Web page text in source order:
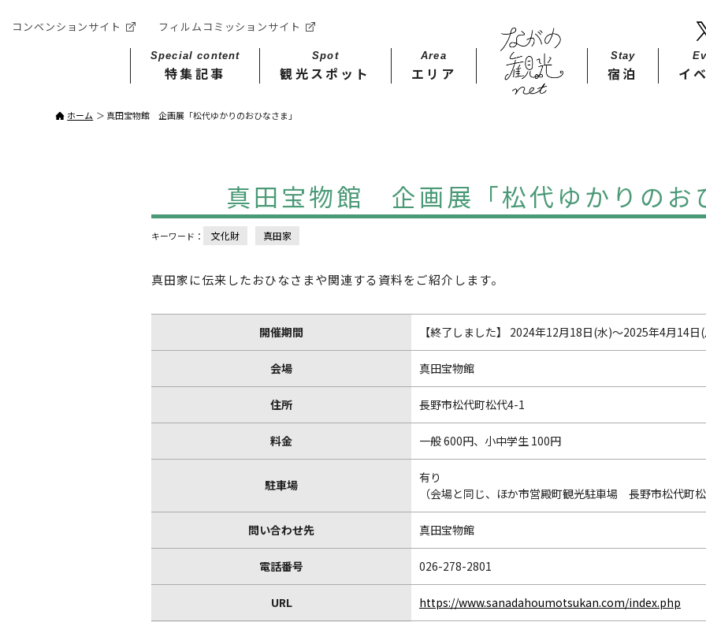
コンベンションサイト フィルムコミッションサイト
Special content
特集記事
Spot
観光スポット
Area
エリア
Stay​
宿泊 イ
ホーム 真田宝物館 企画展「松代ゆかりのおひなさま」
真田宝物館 企画展「松代ゆかりのお
キーワード： 文化財 真田家
真田家に伝来したおひなさまや関連する資料をご紹介します。
開催期間 【終了しました】 2024年12月18日(水)～2025年4月14日
会場 真田宝物館
住所 長野市松代町松代4-1
料金 一般 600円、小中学生 100円
駐車場
有り
（会場と同じ、ほか市営殿町観光駐車場 長野市松代町
問い合わせ先 真田宝物館
電話番号 026-278-2801
URL https://www.sanadahoumotsukan.com/index.php